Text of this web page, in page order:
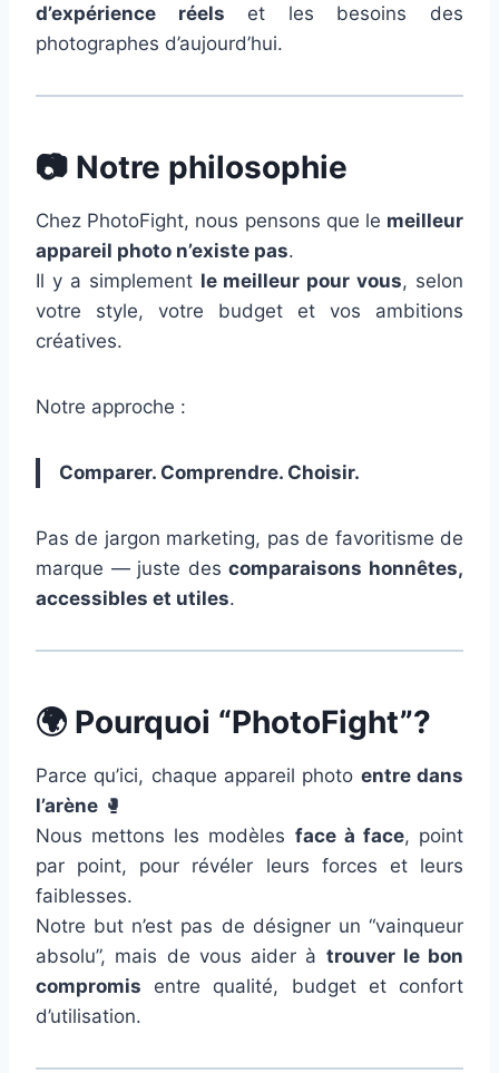
d’expérience réels et les besoins des
photographes d’aujourd’hui.
📷 Notre philosophie
Chez PhotoFight, nous pensons que le meilleur
appareil photo n’existe pas.
Il y a simplement le meilleur pour vous, selon
votre style, votre budget et vos ambitions
créatives.
Notre approche :
Comparer. Comprendre. Choisir.
Pas de jargon marketing, pas de favoritisme de
marque — juste descomparaisons honnêtes,
accessibles et utiles.
🌍 Pourquoi “PhotoFight”?
Parce qu’ici, chaque appareil photo entre dans
l’arène 🥊
Nous mettons les modèles face à face, point
par point, pour révéler leurs forces et leurs
faiblesses.
Notre but n’est pas de désigner un “vainqueur
absolu”, mais de vous aider à trouver le bon
compromis entre qualité, budget et confort
d’utilisation.